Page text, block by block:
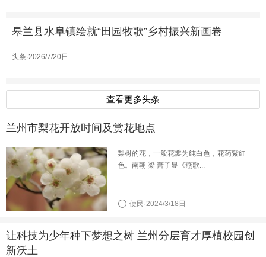
皋兰县水阜镇绘就“田园牧歌”乡村振兴新画卷
头条·2026/7/20日
查看更多头条
兰州市梨花开放时间及赏花地点
梨树的花，一般花瓣为纯白色，花药紫红
色。南朝 梁 萧子显《燕歌...
便民·2024/3/18日
让科技为少年种下梦想之树 兰州分层育才厚植校园创
新沃土